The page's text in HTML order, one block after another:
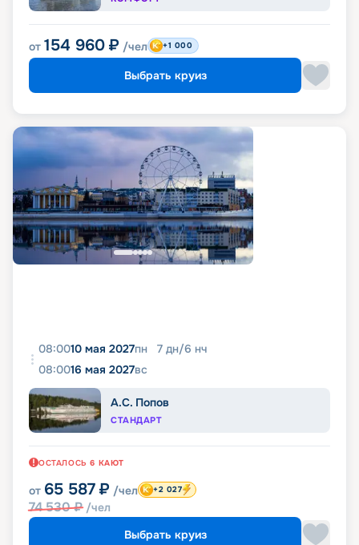
от 154 960 ₽ /чел +1 000
Выбрать круиз
08:0010 мая 2027пн 7 дн/6 нч
08:0016 мая 2027вс
А.С. Попов
СТАНДАРТ
ОСТАЛОСЬ 6 КАЮТ
от 65 587 ₽ /чел
74 530₽ /чел
+2 027
Выбрать круиз